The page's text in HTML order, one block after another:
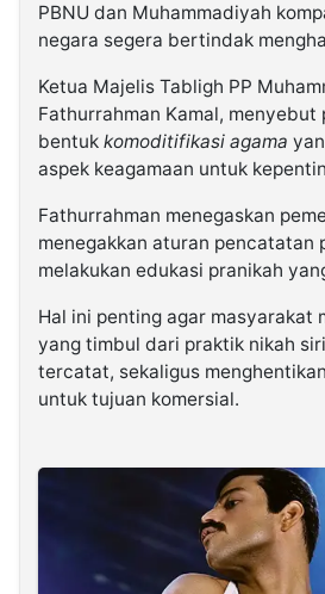
PBNU dan Muhammadiyah
negara segera bertindak
Ketua Majelis Tabligh PP
Fathurrahman Kamal,
bentuk komoditifikasi agama
aspek keagamaan untuk
Fathurrahman menegaskan
menegakkan aturan pencatatan
melakukan edukasi pranikah
Hal ini penting agar masyarakat
yang timbul dari praktik nikah
tercatat, sekaligus
untuk tujuan komersial.